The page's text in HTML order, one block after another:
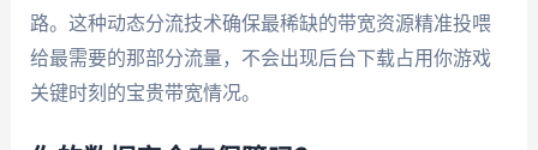
路。这种动态分流技术确保最稀缺的带宽资源精准投喂
给最需要的那部分流量，不会出现后台下载占用你游戏
关键时刻的宝贵带宽情况。